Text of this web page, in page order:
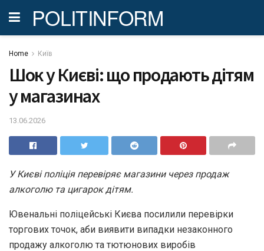
POLITINFORM
Home Київ
Шок у Києві: що продають дітям
у магазинах
13.06.2026
У Києві поліція перевіряє магазини через продаж
алкоголю та цигарок дітям.
Ювенальні поліцейські Києва посилили перевірки
торгових точок, аби виявити випадки незаконного
продажу алкоголю та тютюнових виробів